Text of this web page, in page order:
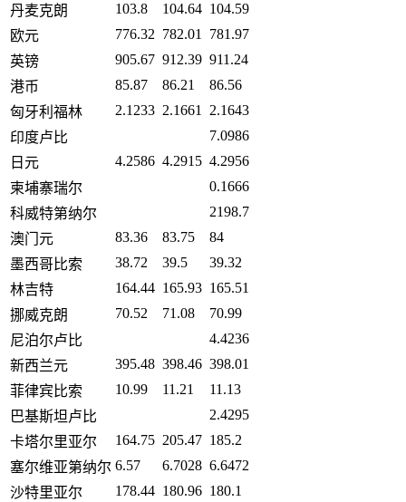
丹麦克朗
103.8 104.64 104.59
欧元
776.32 782.01
781.97
英镑
905.67 912.39 911.24
港币
85.87 86.21
86.56
匈牙利福林
2.1233 2.1661
2.1643
印度卢比
7.0986
日元
4.2586 4.2915 4.2956
柬埔寨瑞尔
0.1666
科威特第纳尔
2198.7
澳门元
83.36 83.75
84
墨西哥比索
38.72 39.5
39.32
林吉特
164.44 165.93 165.51
挪威克朗
70.52 71.08
70.99
尼泊尔卢比
4.4236
新西兰元
395.48 398.46 398.01
菲律宾比索
10.99 11.21
11.13
巴基斯坦卢比
2.4295
卡塔尔里亚尔
164.75 205.47 185.2
塞尔维亚第纳尔 6.57 6.7028 6.6472
沙特里亚尔
178.44 180.96 180.1